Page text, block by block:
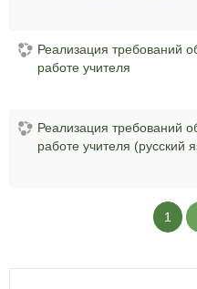
Реализация требований
работе учителя
Реализация требований
работе учителя (русский
1